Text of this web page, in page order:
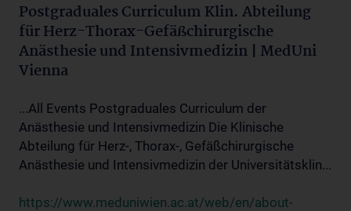
Postgraduales Curriculum Klin. Abteilung
für Herz-Thorax-Gefäßchirurgische
Anästhesie und Intensivmedizin | MedUni
Vienna
...All Events Postgraduales Curriculum der
Anästhesie und Intensivmedizin Die Klinische
Abteilung für Herz-, Thorax-, Gefäßchirurgische
Anästhesie und Intensivmedizin der Universitätsklin...
https://www.meduniwien.ac.at/web/en/about-